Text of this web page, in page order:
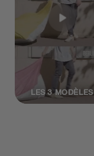
LES 3 MODÈLES